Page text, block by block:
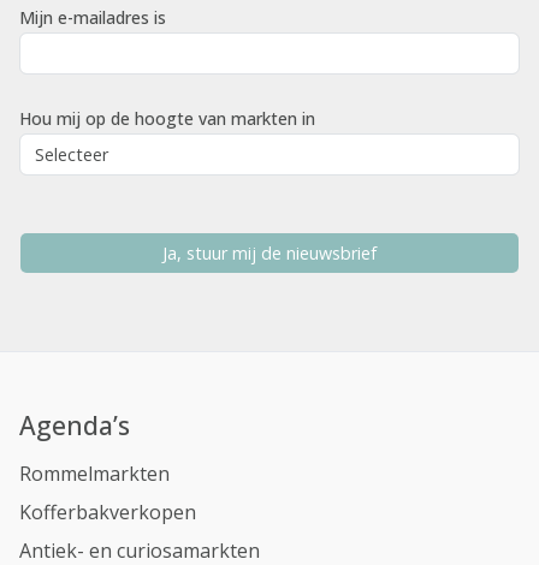
Mijn e-mailadres is
Hou mij op de hoogte van markten in
Ja, stuur mij de nieuwsbrief
Agenda’s
Rommelmarkten
Kofferbakverkopen
Antiek- en curiosamarkten